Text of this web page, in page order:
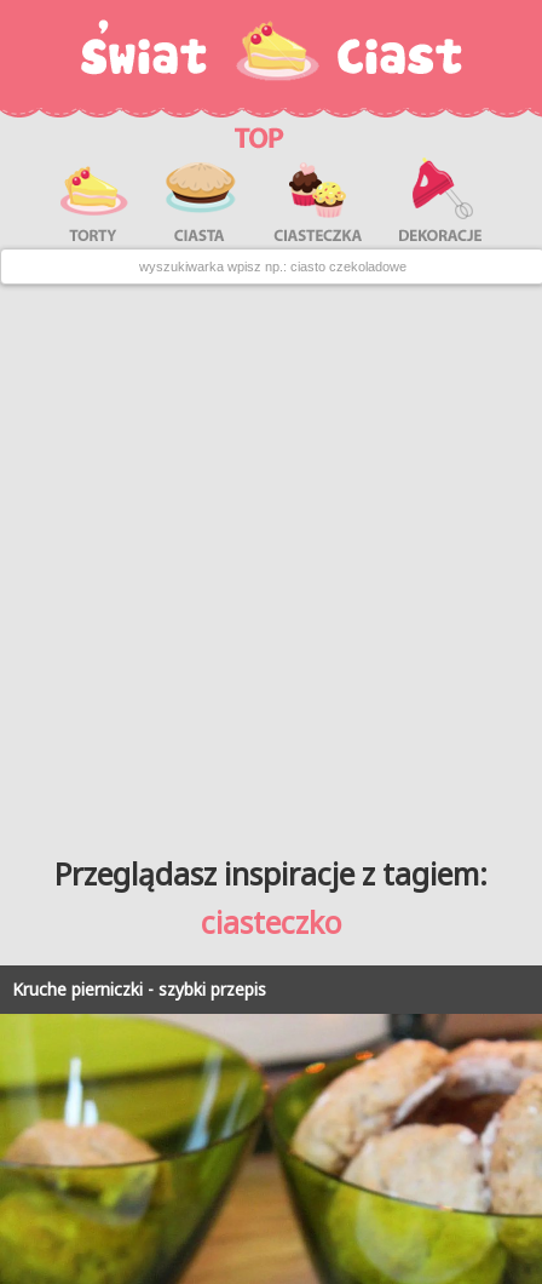
Przeglądasz inspiracje z tagiem:
ciasteczko
Kruche pierniczki - szybki przepis